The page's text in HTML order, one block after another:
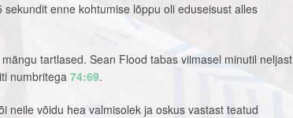
enne kohtumise lõppu oli eduseisust alles
tartlased. Sean Flood tabas viimasel minutil neljast
numbritega 74:69.
neile võidu hea valmisolek ja oskus vastast teatud